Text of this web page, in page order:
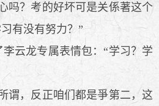
吗？考的好坏可是关係著这个
有没有努力？”
云龙专属表情包：“学习？学
谓，反正咱们都是爭第二，这